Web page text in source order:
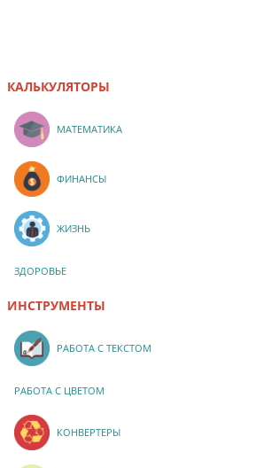
КАЛЬКУЛЯТОРЫ
МАТЕМАТИКА
ФИНАНСЫ
ЖИЗНЬ
ЗДОРОВЬЕ
ИНСТРУМЕНТЫ
РАБОТА С ТЕКСТОМ
РАБОТА С ЦВЕТОМ
КОНВЕРТЕРЫ